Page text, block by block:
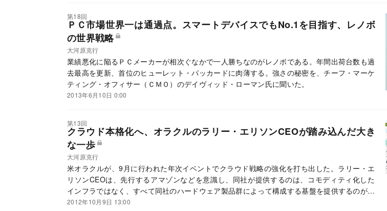
第18回
ＰＣ市場世界一は通過点。スマートデバイスでもNo.1を目指す、レノボ
の世界戦略
大河原克行
業績悪化に陥るＰＣメーカーが相次ぐなかで一人勝ちなのがレノボである。年間出荷台数も過
去最高を更新、首位のヒューレット・パッカードに肉薄する。強さの秘密を、チーフ・マーケ
ティング・オフィサー（ＣＭＯ）のデイヴィッド・ローマン氏に聞いた。
2013年6月10日 0:00
第13回
クラウド本格化へ、オラクルのラリー・エリソンCEOが踏み込んだ大き
な一歩
大河原克行
米オラクルが、9月に行われた年次イベントでクラウド戦略の強化を打ち出した。ラリー・エ
リソンCEOは、先行するアマゾンなどを意識し、同社が提供するのは、コモディティ化した
インフラではなく、すべて同社のハードウェア製品群によって構成する基盤を提供するのが、
強みとする。
2012年10月9日 13:00